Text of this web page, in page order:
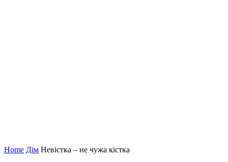
Home Дім Невістка – не чужа кістка